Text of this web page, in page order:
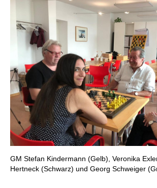
GM Stefan Kindermann (Gelb), Veronika
Hertneck (Schwarz) und Georg Schweiger